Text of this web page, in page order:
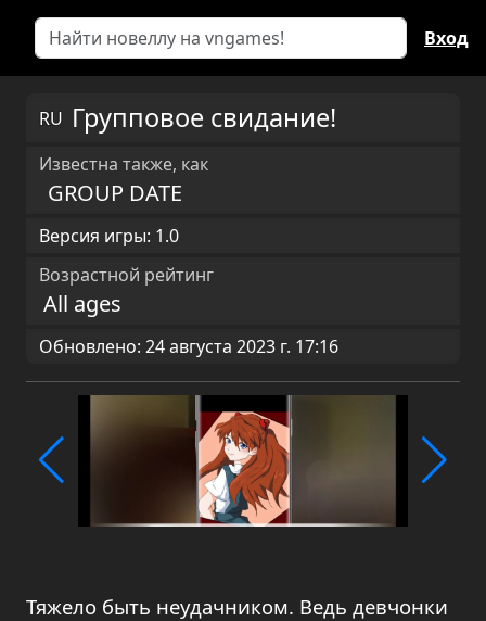
Вход
RU Групповое свидание!
Известна также, как
GROUP DATE
Версия игры: 1.0
Возрастной рейтинг
All ages
Обновлено: 24 августа 2023 г. 17:16
Тяжело быть неудачником. Ведь девчонки